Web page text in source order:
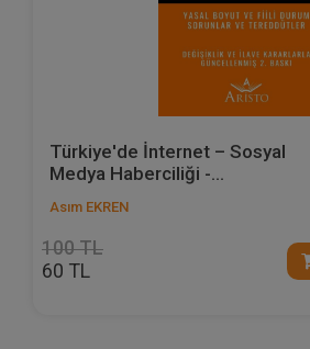
Türkiye'de İnternet – Sosyal
Medya Haberciliği -...
Asım EKREN
100 TL
60 TL